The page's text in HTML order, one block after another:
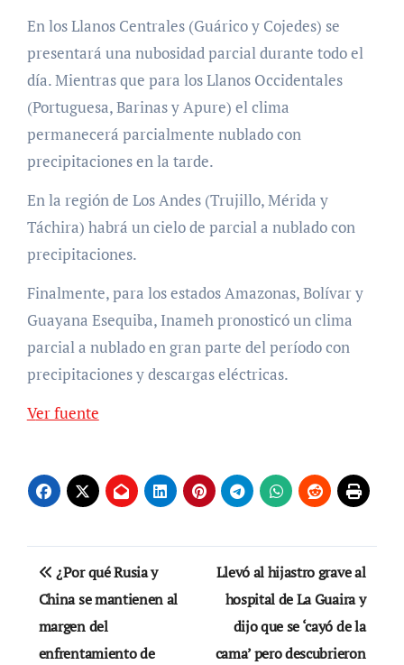
En los Llanos Centrales (Guárico y Cojedes) se
presentará una nubosidad parcial durante todo el
día. Mientras que para los Llanos Occidentales
(Portuguesa, Barinas y Apure) el clima
permanecerá parcialmente nublado con
precipitaciones en la tarde.
En la región de Los Andes (Trujillo, Mérida y
Táchira) habrá un cielo de parcial a nublado con
precipitaciones.
Finalmente, para los estados Amazonas, Bolívar y
Guayana Esequiba, Inameh pronosticó un clima
parcial a nublado en gran parte del período con
precipitaciones y descargas eléctricas.
Ver fuente
Navegación
de
entradas
¿Por qué Rusia y
China se mantienen al
margen del
enfrentamiento de
Llevó al hijastro grave al
hospital de La Guaira y
dijo que se ‘cayó de la
cama’ pero descubrieron